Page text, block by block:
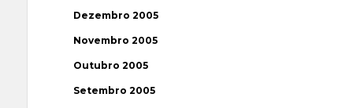
Dezembro 2005
Novembro 2005
Outubro 2005
Setembro 2005